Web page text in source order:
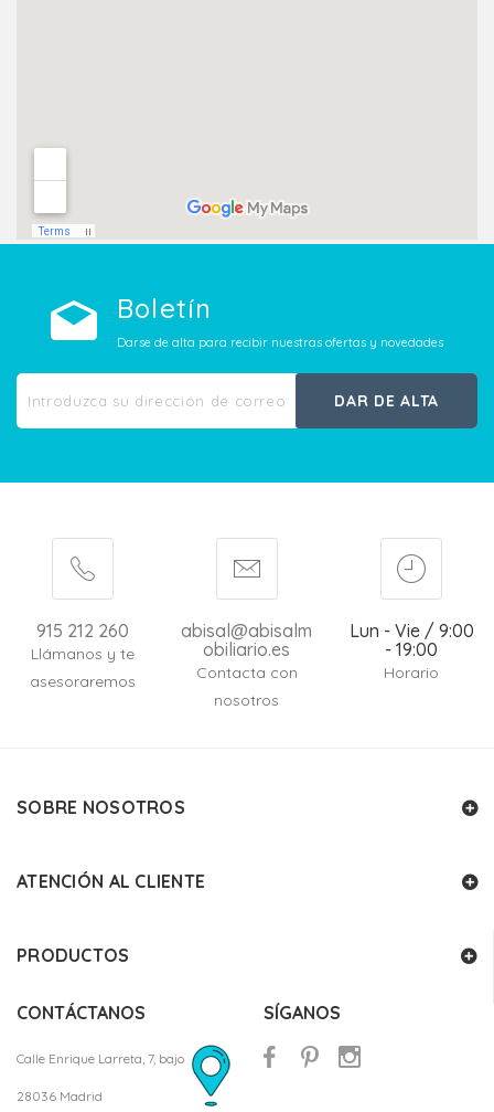
Boletín
Darse de alta para recibir nuestras ofertas y novedades
DAR DE ALTA
915 212 260
Llámanos y te
asesoraremos
abisal@abisalm
obiliario.es
Contacta con
nosotros
Lun - Vie / 9:00
- 19:00
Horario
SOBRE NOSOTROS
ATENCIÓN AL CLIENTE
PRODUCTOS
CONTÁCTANOS
Calle Enrique Larreta, 7, bajo
28036 Madrid
SÍGANOS